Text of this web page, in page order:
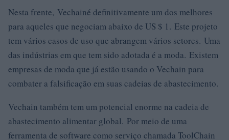
Nesta frente, Vechainé definitivamente um dos melhores
para aqueles que negociam abaixo de US $ 1. Este projeto
tem vários casos de uso que abrangem vários setores. Uma
das indústrias em que tem sido adotada é a moda. Existem
empresas de moda que já estão usando o Vechain para
combater a falsificação em suas cadeias de abastecimento.
Vechain também tem um potencial enorme na cadeia de
abastecimento alimentar global. Por meio de uma
ferramenta de software como serviço chamada ToolChain